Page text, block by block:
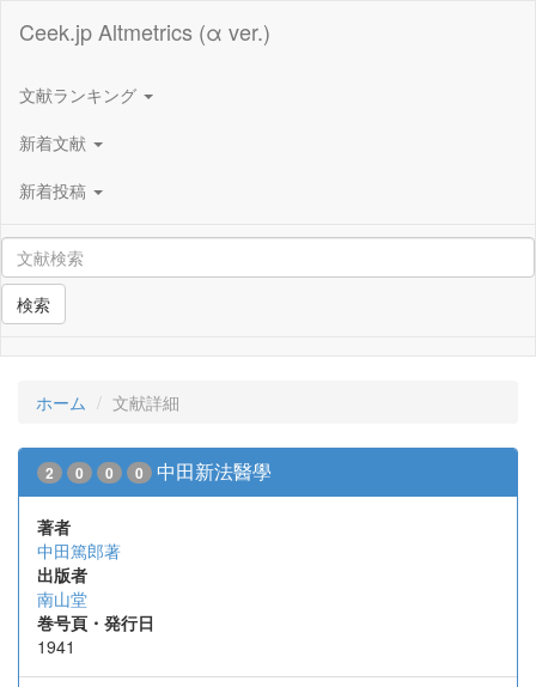
Ceek.jp Altmetrics (α ver.)
文献ランキング
新着文献
新着投稿
検索
ホーム 文献詳細
2 0 0 0 中田新法醫學
著者
中田篤郎著
出版者
南山堂
巻号頁・発行日
1941